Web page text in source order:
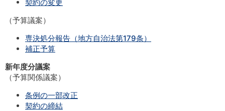
契約の変更
（予算議案）
専決処分報告（地方自治法第179条）
補正予算
新年度分議案
（予算関係議案）
条例の一部改正
契約の締結